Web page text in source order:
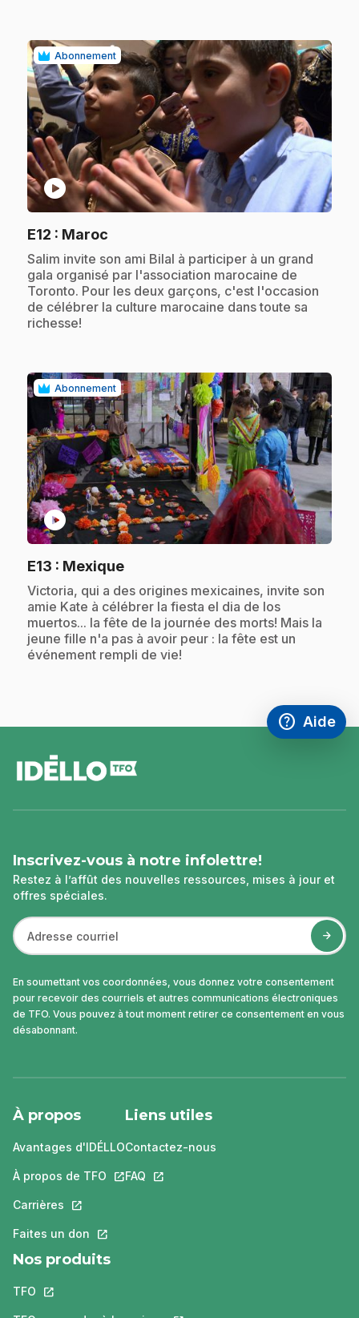
Abonnement
play_circle
E12 : Maroc
.Salim invite son ami Bilal à participer à un grand
gala organisé par l'association marocaine de
Toronto. Pour les deux garçons, c'est l'occasion
de célébrer la culture marocaine dans toute sa
richesse!
Abonnement
play_circle
E13 : Mexique.
.Victoria, qui a des origines mexicaines, invite son
amie Kate à célébrer la fiesta el dia de los
muertos... la fête de la journée des morts! Mais la
jeune fille n'a pas à avoir peur : la fête est un
événement rempli de vie!
help
Accéder à
Aide
,Ce lien
de
page
Inscrivez-vous à notre infolettre!
Restez à l’affût des nouvelles ressources, mises à jour et
offres spéciales.
En soumettant vos coordonnées, vous donnez votre consentement
pour recevoir des courriels et autres communications électroniques
de TFO. Vous pouvez à tout moment retirer ce consentement en vous
désabonnant.
À propos
Avantages d'IDÉLLO
À propos de TFO Ce lien s'ouvrira dans un nouvel onglet.
Carrières Ce lien s'ouvrira dans un nouvel onglet.
Faites un don Ce lien s'ouvrira dans un nouvel onglet.
Liens utiles
Contactez-nous
FAQ Ce lien s'ouvrira dans un nouvel
Nos produits
TFO Ce lien s'ouvrira dans un nouvel onglet.